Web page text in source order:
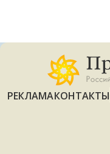
РЕКЛАМАКОНТАКТЫ